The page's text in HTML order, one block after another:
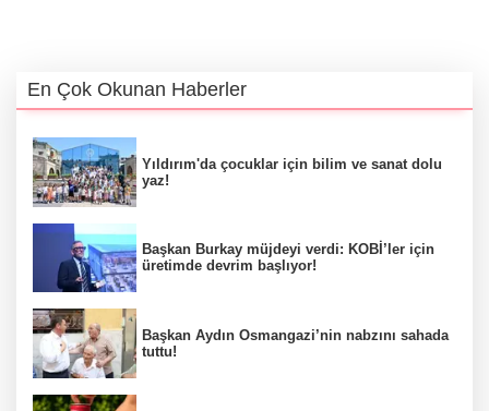
En Çok Okunan Haberler
Yıldırım'da çocuklar için bilim ve sanat dolu
yaz!
Başkan Burkay müjdeyi verdi: KOBİ’ler için
üretimde devrim başlıyor!
Başkan Aydın Osmangazi’nin nabzını sahada
tuttu!